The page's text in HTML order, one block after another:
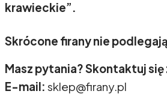
krawieckie”.
Skrócone firany nie
Masz pytania? Skontaktuj się
E-mail: sklep@firany.pl